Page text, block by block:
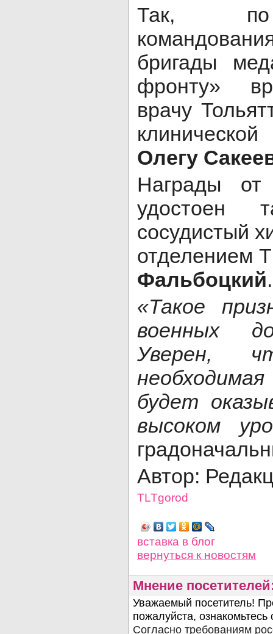
Так, по
бригады
фронту»
врачу
Олегу
Награды от
удостоен
сосудистый
отделением
Фальбоцкий.
«Такое
военных
Уверен,
будет
высоком
Автор:
TLTgorod
вставка в блог
вернуться к новостям
Мнение